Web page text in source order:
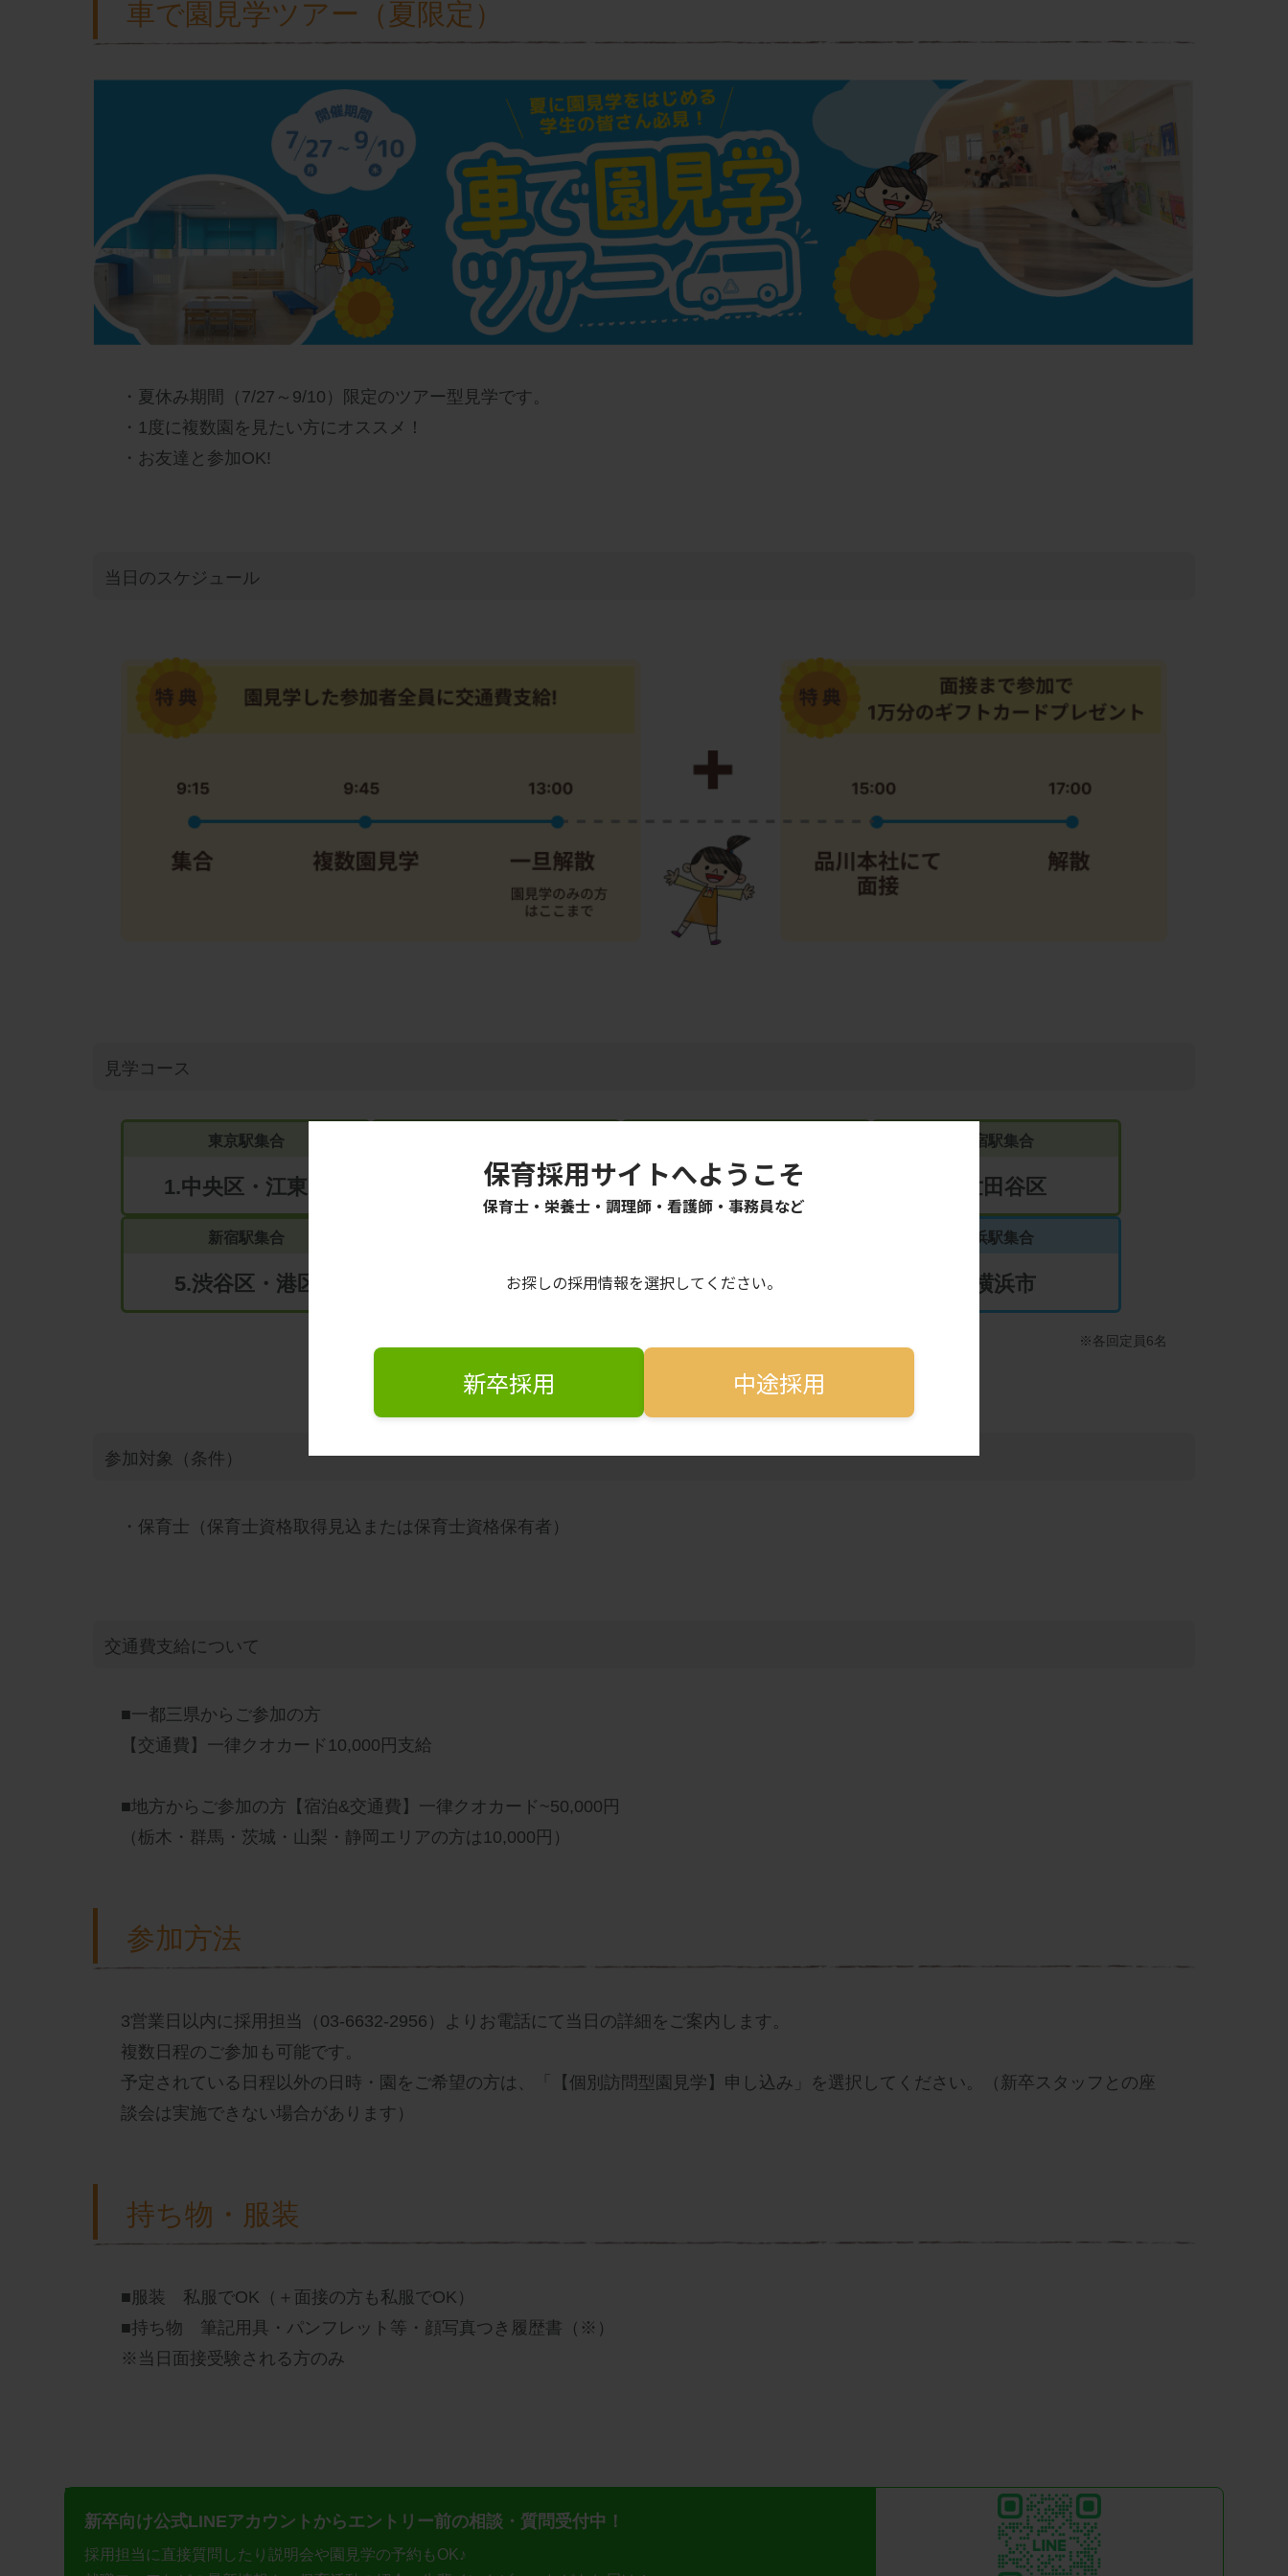
保育採用サイトへようこそ
保育士・栄養士・調理師・看護師・事務員など
お探しの採用情報を選択してください。
新卒採用 中途採用
車で園見学ツアー（夏限定）
・夏休み期間（7/27～9/10）限定のツアー型見学です。
・1度に複数園を見たい方にオススメ！
・お友達と参加OK!
当日のスケジュール
見学コース
東京駅集合
1.中央区・江東区 2.江東区 3.練馬区・豊島区
新宿駅集合
4.世田谷区
新宿駅集合
5.渋谷区・港区 6.さいたま市・戸田市 7.横浜市
横浜駅集合
8.横浜市
※各回定員6名
参加対象（条件）
・保育士（保育士資格取得見込または保育士資格保有者）
交通費支給について
■一都三県からご参加の方
【交通費】一律クオカード10,000円支給
■地方からご参加の方【宿泊&交通費】一律クオカード~50,000円
（栃木・群馬・茨城・山梨・静岡エリアの方は10,000円）
参加方法
3営業日以内に採用担当（03-6632-2956）よりお電話にて当日の詳細をご案内します。
複数日程のご参加も可能です。
予定されている日程以外の日時・園をご希望の方は、「【個別訪問型園見学】申し込み」を選択してください。（新卒スタッフとの座
談会は実施できない場合があります）
持ち物・服装
■服装 私服でOK（＋面接の方も私服でOK）
■持ち物 筆記用具・パンフレット等・顔写真つき履歴書（※）
※当日面接受験される方のみ
新卒向け公式LINEアカウントから エントリー前の相談・質問受付中！
採用担当に直接質問したり説明会や園見学の予約もOK♪